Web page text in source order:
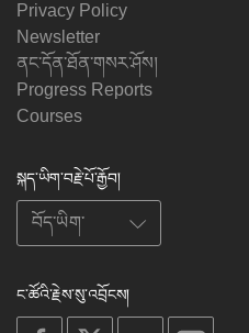
Privacy Policy
Newsletter
ནང་དོན་ཐོན་གསར་ཤོས།
Progress Reports
Courses
སྐད་ཡིག་བརྗེ་པོ་རྒྱོབ།
ང་ཚོའི་རྗེས་སུ་འབྲོངས།
on